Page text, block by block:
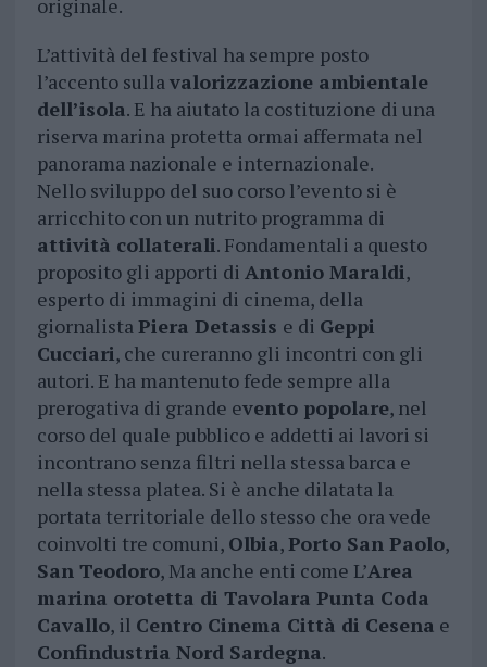
originale.
L’attività del festival ha sempre posto
l’accento sullavalorizzazione ambientale
dell’isola. E ha aiutato la costituzione di una
riserva marina protetta ormai affermata nel
panorama nazionale e internazionale.
Nello sviluppo del suo corso l’evento si è
arricchito con un nutrito programma di
attività collaterali. Fondamentali a questo
proposito gli apporti di Antonio Maraldi,
esperto di immagini di cinema, della
giornalistaPiera Detassis e di Geppi
Cucciari, che cureranno gli incontri con gli
autori. E ha mantenuto fede sempre alla
prerogativa di grande evento popolare, nel
corso del quale pubblico e addetti ai lavori si
incontrano senza filtri nella stessa barca e
nella stessa platea. Si è anche dilatata la
portata territoriale dello stesso che ora vede
coinvolti tre comuni, Olbia,Porto San Paolo,
San Teodoro, Ma anche enti come L’Area
marina orotetta di Tavolara Punta Coda
Cavallo, il Centro Cinema Città di Cesena e
Confindustria Nord Sardegna.